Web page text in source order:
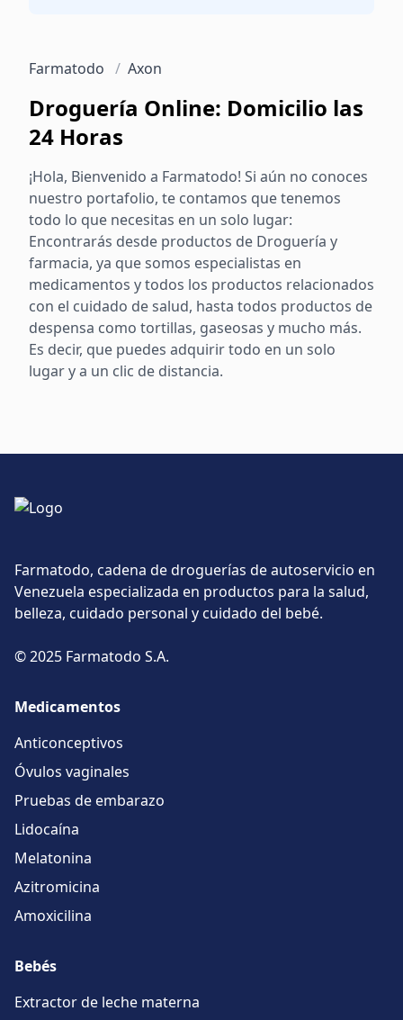
Farmatodo / Axon
Droguería Online: Domicilio las
24 Horas
¡Hola, Bienvenido a Farmatodo! Si aún no conoces
nuestro portafolio, te contamos que tenemos
todo lo que necesitas en un solo lugar:
Encontrarás desde productos de Droguería y
farmacia, ya que somos especialistas en
medicamentos y todos los productos relacionados
con el cuidado de salud, hasta todos productos de
despensa como tortillas, gaseosas y mucho más.
Es decir, que puedes adquirir todo en un solo
lugar y a un clic de distancia.
Farmatodo, cadena de droguerías de autoservicio en
Venezuela especializada en productos para la salud,
belleza, cuidado personal y cuidado del bebé.
© 2025 Farmatodo S.A.
Medicamentos
Anticonceptivos
Óvulos vaginales
Pruebas de embarazo
Lidocaína
Melatonina
Azitromicina
Amoxicilina
Bebés
Extractor de leche materna